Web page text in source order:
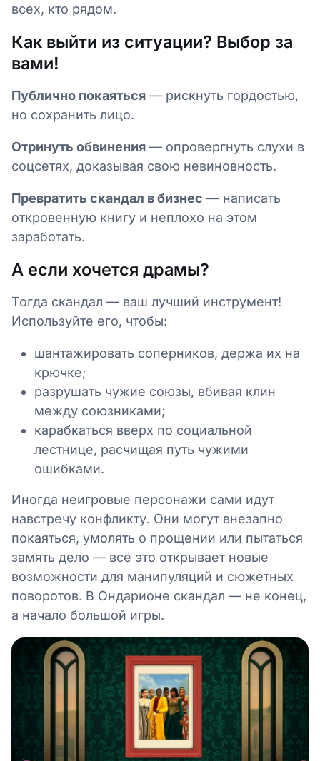
всех, кто рядом.
Как выйти из ситуации? Выбор за
вами!
Публично покаяться — рискнуть гордостью,
но сохранить лицо.
Отринуть обвинения — опровергнуть слухи в
соцсетях, доказывая свою невиновность.
Превратить скандал в бизнес — написать
откровенную книгу и неплохо на этом
заработать.
А если хочется драмы?
Тогда скандал — ваш лучший инструмент!
Используйте его, чтобы:
шантажировать соперников, держа их на
крючке;
разрушать чужие союзы, вбивая клин
между союзниками;
карабкаться вверх по социальной
лестнице, расчищая путь чужими
ошибками.
Иногда неигровые персонажи сами идут
навстречу конфликту. Они могут внезапно
покаяться, умолять о прощении или пытаться
замять дело — всё это открывает новые
возможности для манипуляций и сюжетных
поворотов. В Ондарионе скандал — не конец,
а начало большой игры.